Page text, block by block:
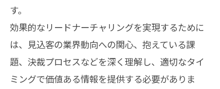
す。
効果的なリードナーチャリングを実現するために
は、見込客の業界動向への関心、抱えている課
題、決裁プロセスなどを深く理解し、適切なタイ
ミングで価値ある情報を提供する必要がありま